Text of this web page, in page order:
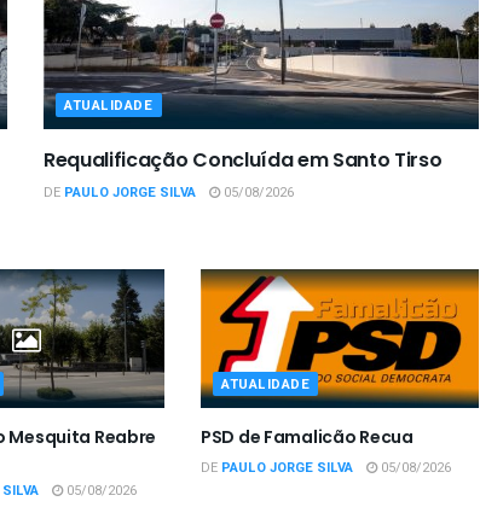
ATUALIDADE
Requalificação Concluída em Santo Tirso
DE PAULO JORGE SILVA 05/08/2026
Mesquita Reabre
05/08/2026
ATUALIDADE
PSD de Famalicão Recua
DE PAULO JORGE SILVA 05/08/2026